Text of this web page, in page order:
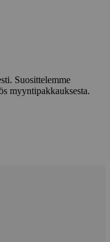
Suosittelemme
myyntipakkauksesta.